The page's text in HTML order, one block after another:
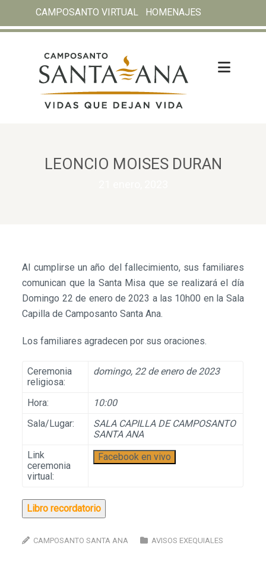
CAMPOSANTO VIRTUAL HOMENAJES
LEONCIO MOISES DURAN
Al cumplirse un año del fallecimiento, sus familiares
comunican que la Santa Misa que se realizará el día
Domingo 22 de enero de 2023 a las 10h00 en la Sala
Capilla de Camposanto Santa Ana.
Los familiares agradecen por sus oraciones.
Ceremonia
religiosa:
domingo, 22 de enero de 2023
Hora:
10:00
Sala/Lugar:
SALA CAPILLA DE CAMPOSANTO
SANTA ANA
Link
ceremonia
virtual:
Libro recordatorio
CAMPOSANTO SANTA ANA AVISOS EXEQUIALES